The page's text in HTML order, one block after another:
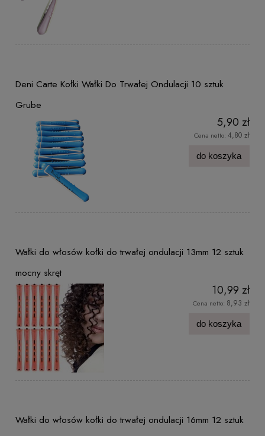
Deni Carte Kołki Wałki Do Trwałej Ondulacji 10 sztuk
Grube
5,90 zł
Cena netto: 4,80 zł
do koszyka
Wałki do włosów kołki do trwałej ondulacji 13mm 12 sztuk
mocny skręt
10,99 zł
Cena netto: 8,93 zł
do koszyka
Wałki do włosów kołki do trwałej ondulacji 16mm 12 sztuk